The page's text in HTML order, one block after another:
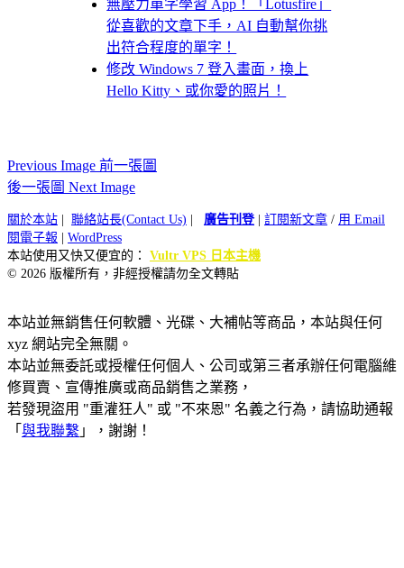
無壓力單字學習 App！「Lotusfire」
從喜歡的文章下手，AI 自動幫你挑
出符合程度的單字！
修改 Windows 7 登入畫面，換上
Hello Kitty、或你愛的照片！
Previous Image 前一張圖
後一張圖 Next Image
關於本站 聯絡站長(Contact Us) 廣告刊登| 訂閱新文章 / 用 Email
閱電子報
WordPress
本站使用又快又便宜的： Vultr VPS 日本主機
© 2026 版權所有，非經授權請勿全文轉貼
本站並無銷售任何軟體、光碟、大補帖等商品，本站與任何
xyz 網站完全無關。
本站並無委託或授權任何個人、公司或第三者承辦任何電腦維
修買賣、宣傳推廣或商品銷售之業務，
若發現盜用 "重灌狂人" 或 "不來恩" 名義之行為，請協助通報
「 與我聯繫 」，謝謝！